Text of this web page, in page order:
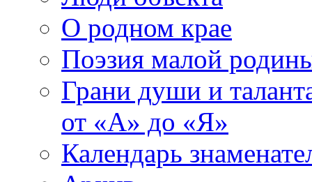
О родном крае
Поэзия малой
Грани души и
от «А» до «Я»
Календарь